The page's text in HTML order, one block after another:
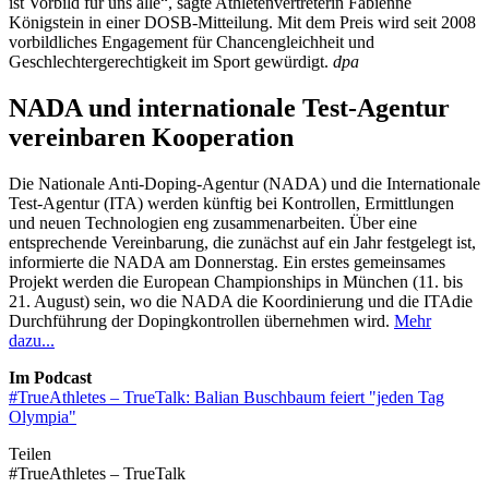
Königstein in einer DOSB-Mitteilung. Mit dem Preis wird seit 2008
vorbildliches Engagement für Chancengleichheit und
Geschlechtergerechtigkeit im Sport gewürdigt. dpa
NADA und internationale Test-Agentur
vereinbaren Kooperation
Die Nationale Anti-Doping-Agentur (NADA) und die Internationale
Test-Agentur (ITA) werden künftig bei Kontrollen, Ermittlungen
und neuen Technologien eng zusammenarbeiten. Über eine
entsprechende Vereinbarung, die zunächst auf ein Jahr festgelegt ist,
informierte die NADA am Donnerstag. Ein erstes gemeinsames
Projekt werden die European Championships in München (11. bis
21. August) sein, wo die NADA die Koordinierung und die ITAdie
Durchführung der Dopingkontrollen übernehmen wird. Mehr
dazu...
Im Podcast
#TrueAthletes – TrueTalk: Balian Buschbaum feiert "jeden Tag
Olympia"
Teilen
#TrueAthletes – TrueTalk